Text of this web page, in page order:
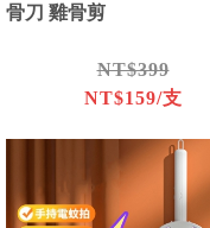
骨刀 雞骨剪
NT$399
NT$159/支